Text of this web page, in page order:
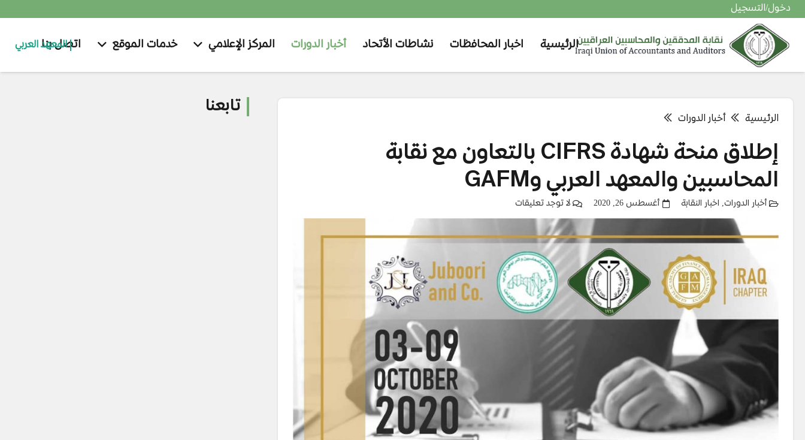
دخول/التسجيل
الرئيسية اخبار المحافظات نشاطات الأتحاد أخبار الدورات المركز الإعلامي خدمات الموقع اتصل بنا
المعهد العربي
الرئيسية أخبار الدورات
إطلاق منحة شهادة CIFRS بالتعاون مع نقابة
المحاسبين والمعهد العربي وGAFM
أخبار الدورات, اخبار النقابة أغسطس 26, 2020 لا توجد تعليقات
تابعنا